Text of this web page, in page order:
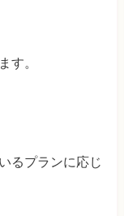
す。
るプランに応じ